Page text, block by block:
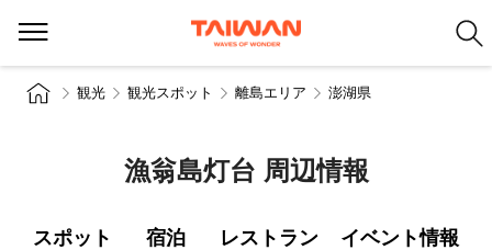
観光 観光スポット 離島エリア 澎湖県
漁翁島灯台 周辺情報
スポット 宿泊 レストラン イベント情報